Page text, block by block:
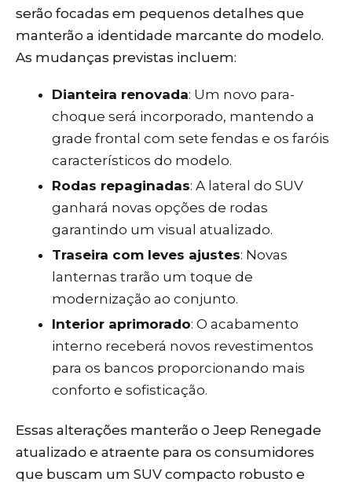
serão focadas em pequenos detalhes que
manterão a identidade marcante do modelo.
As mudanças previstas incluem:
Dianteira renovada: Um novo para-
choque será incorporado, mantendo a
grade frontal com sete fendas e os faróis
característicos do modelo.
Rodas repaginadas: A lateral do SUV
ganhará novas opções de rodas
garantindo um visual atualizado.
Traseira com leves ajustes: Novas
lanternas trarão um toque de
modernização ao conjunto.
Interior aprimorado: O acabamento
interno receberá novos revestimentos
para os bancos proporcionando mais
conforto e sofisticação.
Essas alterações manterão o Jeep Renegade
atualizado e atraente para os consumidores
que buscam um SUV compacto robusto e